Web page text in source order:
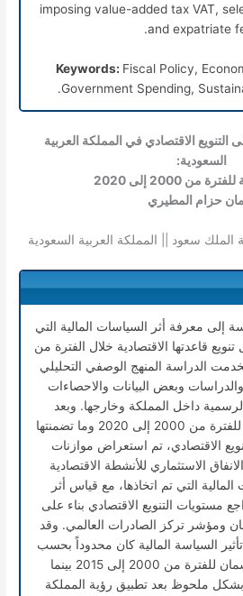
imposing value-added tax VAT,
and expatriate
Keywords: Fiscal Policy,
Government Spending,
التنويع الاقتصادي في المملكة العربية
السعودية:
من 2000 إلى 2020
حزام المطيري
الملك سعود || المملكة العربية السعودية
إلى معرفة أثر السياسات المالية التي
قاعدتها الاقتصادية خلال الفترة من
2020. واستخدمت الدراسة المنهج الوصفي التحليلي
وبعض البيانات والاحصاءات
داخل المملكة وخارجها. وبعد
مراجعة الخطط التنموية للفترة من 2000 إلى 2020 وما تضمنتها
الاقتصادي، تم استعراض موازنات
الاستثماري للأنشطة الاقتصادية
التي تم اتخاذها، مع قياس أثر
مستويات التنويع الاقتصادي بناء على
ومؤشر تركز الصادرات العالمي. وقد
السياسة المالية كان محدوداً بحسب
مؤشر هيرفندال-هيرشمان للفترة من 2000 إلى 2015 بينما
ملحوظ بعد تطبيق رؤية المملكة